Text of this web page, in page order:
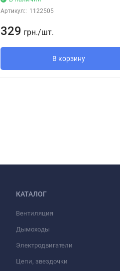
Артикул:: 1122505
329 грн./шт.
В корзину
КАТАЛОГ
Вентиляция
Дымоходы
Электродвигатели
Цепи, звездочки